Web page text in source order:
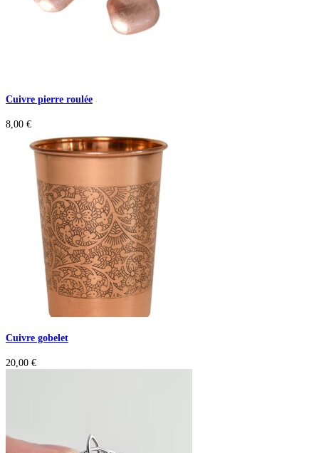
Cuivre pierre roulée
8,00 €
Cuivre gobelet
20,00 €